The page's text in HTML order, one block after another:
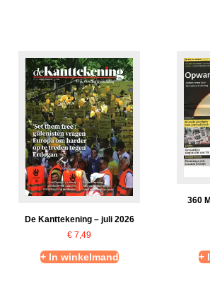
De Kanttekening – juli 2026
€ 7,49
+ In winkelmand
360
+